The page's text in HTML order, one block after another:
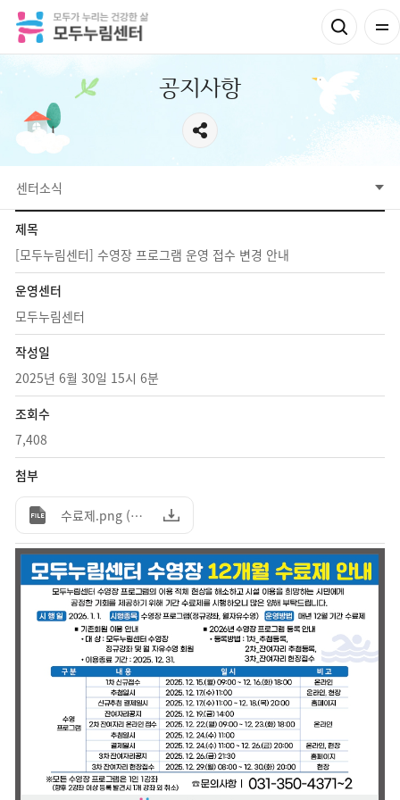
공지사항
센터소식
제목
[모두누림센터] 수영장 프로그램 운영 접수 변경 안내
운영센터
모두누림센터
작성일
2025년 6월 30일 15시 6분
조회수
7,408
첨부
수료제.png (230.59KB)